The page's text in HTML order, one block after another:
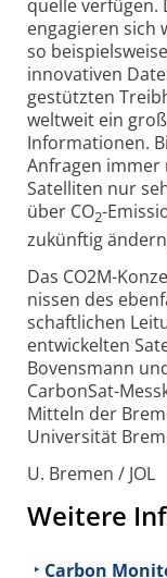
quelle verfügen.
engagieren sich
so
innovativen
gestützten
weltweit ein
Infor­mationen.
Anfragen
Satelliten nur
über CO2-
zukünftig
Das CO2M-
nissen des
schaftlichen
entwickelten
Bovensmann
CarbonSat-
Mitteln der
Universität
U. Bremen / JOL
Weitere
Carbon